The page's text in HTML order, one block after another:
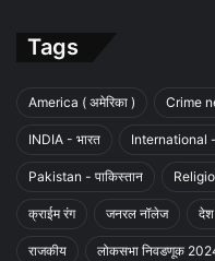
Tags
America ( अमेरिका ) Crime
INDIA - भारत International -
Pakistan - पाकिस्तान
क्राईम रंग जनरल नॉलेज देश
राजकीय लोकसभा निवडणूक